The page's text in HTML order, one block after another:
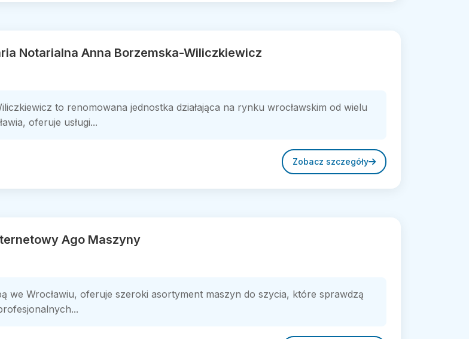
Notarialna Anna Borzemska-Wiliczkiewicz
to renomowana jednostka działająca na rynku wrocławskim od wielu
oferuje usługi...
Zobacz szczegóły
Ago Maszyny
we Wrocławiu, oferuje szeroki asortyment maszyn do szycia, które sprawdzą